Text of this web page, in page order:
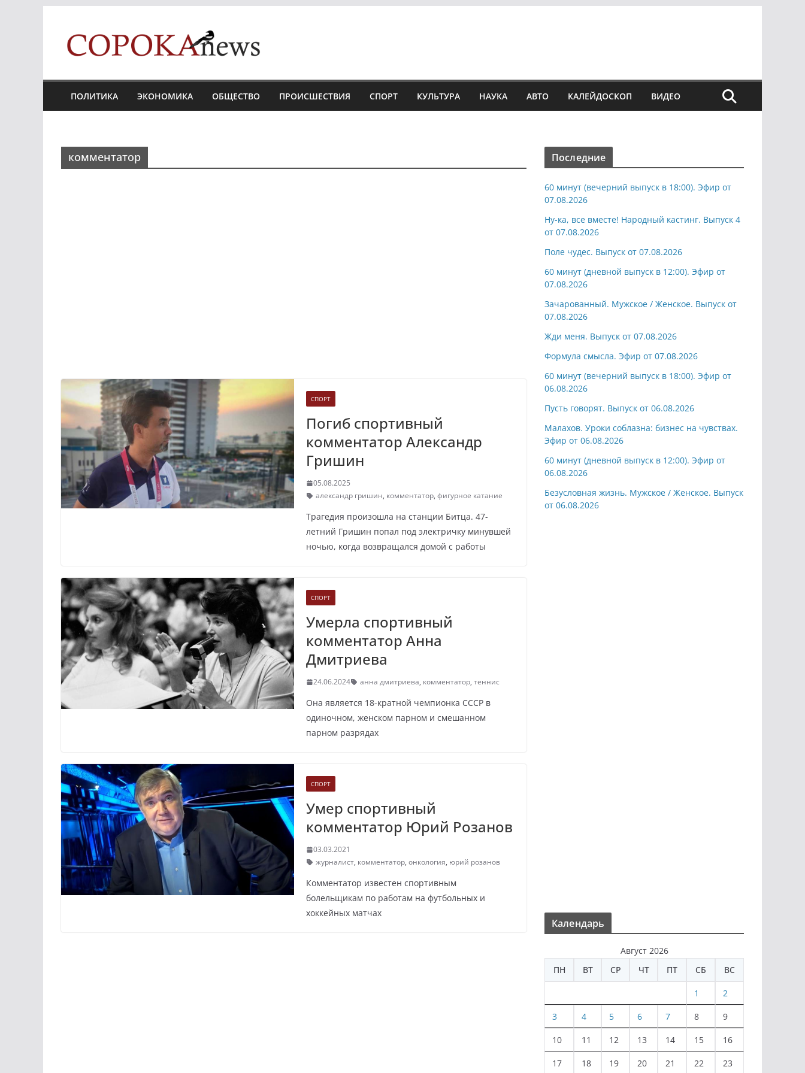
content
ПОЛИТИКА ЭКОНОМИКА ОБЩЕСТВО ПРОИСШЕСТВИЯ СПОРТ КУЛЬТУРА НАУКА АВТО КАЛЕЙДОСКОП ВИДЕО
комментатор
СПОРТ
Погиб спортивный
комментатор Александр
Гришин
05.08.2025
александр гришин, комментатор, фигурное катание
Трагедия произошла на станции Битца. 47-
летний Гришин попал под электричку минувшей
ночью, когда возвращался домой с работы
СПОРТ
Умерла спортивный
комментатор Анна
Дмитриева
24.06.2024 анна дмитриева, комментатор, теннис
Она является 18-кратной чемпионка СССР в
одиночном, женском парном и смешанном
парном разрядах
СПОРТ
Умер спортивный
комментатор Юрий Розанов
03.03.2021
журналист, комментатор, онкология, юрий розанов
Комментатор известен спортивным
болельщикам по работам на футбольных и
хоккейных матчах
Последние
60 минут (вечерний выпуск в 18:00). Эфир от
07.08.2026
Ну-ка, все вместе! Народный кастинг. Выпуск 4
от 07.08.2026
Поле чудес. Выпуск от 07.08.2026
60 минут (дневной выпуск в 12:00). Эфир от
07.08.2026
Зачарованный. Мужское / Женское. Выпуск от
07.08.2026
Жди меня. Выпуск от 07.08.2026
Формула смысла. Эфир от 07.08.2026
60 минут (вечерний выпуск в 18:00). Эфир от
06.08.2026
Пусть говорят. Выпуск от 06.08.2026
Малахов. Уроки соблазна: бизнес на чувствах.
Эфир от 06.08.2026
60 минут (дневной выпуск в 12:00). Эфир от
06.08.2026
Безусловная жизнь. Мужское / Женское. Выпуск
от 06.08.2026
Календарь
Август 2026
ПН
ВТ СР ЧТ ПТ СБ ВС
1 2
3 4 5 6 7 8 9
10 11 12 13 14 15 16
17 18 19 20 21 22 23